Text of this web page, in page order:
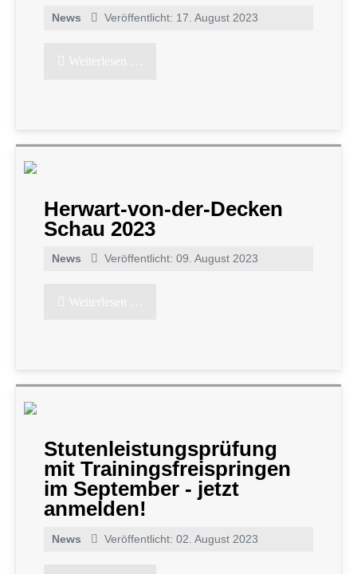
News Veröffentlicht: 17. August 2023
Weiterlesen …
Herwart-von-der-Decken
Schau 2023
News Veröffentlicht: 09. August 2023
Weiterlesen …
Stutenleistungsprüfung
mit Trainingsfreispringen
im September - jetzt
anmelden!
News Veröffentlicht: 02. August 2023